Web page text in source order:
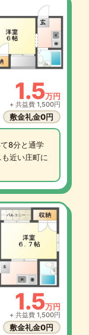
1.5万円
+ 共益費 1,500円
敷金礼金0円
8分と通学
近い庄町に
1.5万円
+ 共益費 1,500円
敷金礼金0円